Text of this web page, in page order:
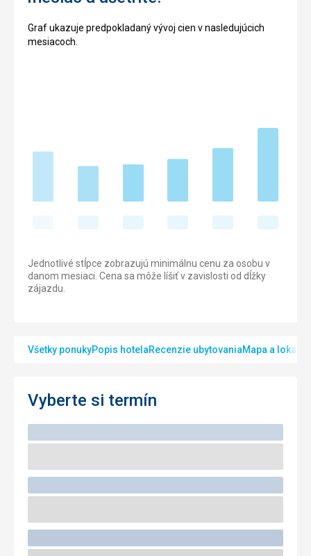
Graf ukazuje predpokladaný vývoj cien v nasledujúcich
mesiacoch.
Jednotlivé stĺpce zobrazujú minimálnu cenu za osobu v
danom mesiaci. Cena sa môže líšiť v zavislosti od dĺžky
zájazdu.
Všetky ponukyPopis hotelaRecenzie ubytovaniaMapa a lokalita
Vyberte si termín